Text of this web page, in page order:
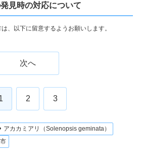
見時の対応について
、以下に留意するようお願いします。
次へ
2 3
アカカミアリ（Solenopsis geminata）